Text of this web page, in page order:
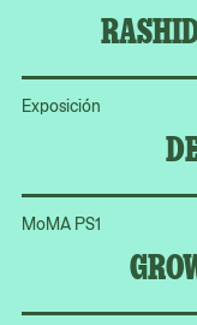
Exposición
MoMA PS1